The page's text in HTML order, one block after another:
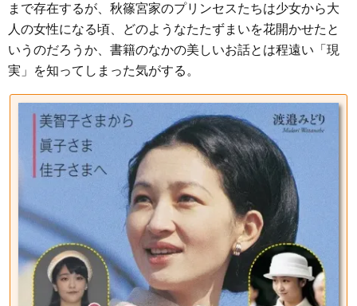
まで存在するが、秋篠宮家のプリンセスたちは少女から大
人の女性になる頃、どのようなたたずまいを花開かせたと
いうのだろうか、書籍のなかの美しいお話とは程遠い「現
実」を知ってしまった気がする。